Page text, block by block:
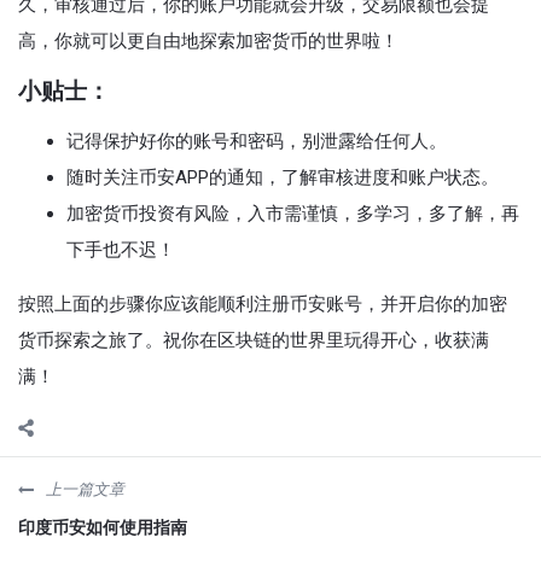
久，审核通过后，你的账户功能就会升级，交易限额也会提
高，你就可以更自由地探索加密货币的世界啦！
小贴士：
记得保护好你的账号和密码，别泄露给任何人。
随时关注币安APP的通知，了解审核进度和账户状态。
加密货币投资有风险，入市需谨慎，多学习，多了解，再
下手也不迟！
按照上面的步骤你应该能顺利注册币安账号，并开启你的加密
货币探索之旅了。祝你在区块链的世界里玩得开心，收获满
满！
上一篇文章
印度币安如何使用指南